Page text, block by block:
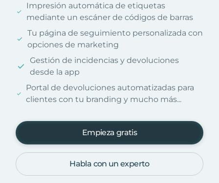
Impresión automática de etiquetas
mediante un escáner de códigos de barras
Tu página de seguimiento personalizada con
opciones de marketing
Gestión de incidencias y devoluciones
desde la app
Portal de devoluciones automatizadas para
clientes con tu branding y mucho más...
Empieza gratis
Habla con un experto